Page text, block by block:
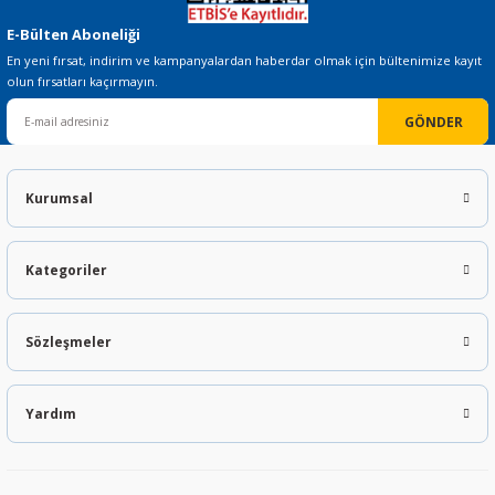
E-Bülten Aboneliği
En yeni fırsat, indirim ve kampanyalardan haberdar olmak için bültenimize kayıt
olun fırsatları kaçırmayın.
GÖNDER
Kurumsal
Kategoriler
Sözleşmeler
Yardım